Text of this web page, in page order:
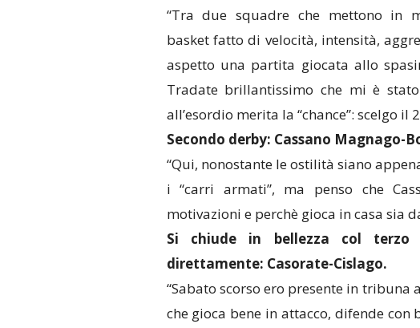
“Tra due squadre che mettono in
basket fatto di velocità, intensità,
aspetto una partita giocata allo
Tradate brillantissimo che mi è
all’esordio merita la “chance”: scelgo il
Secondo derby: Cassano Magnago-
“Qui, nonostante le ostilità siano
i “carri armati”, ma penso che
motivazioni e perchè gioca in casa sia
Si chiude in bellezza col
direttamente: Casorate-Cislago.
“Sabato scorso ero presente in
che gioca bene in attacco, difende